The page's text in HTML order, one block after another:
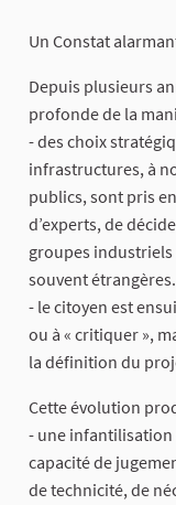
Un Constat
Depuis plusieurs
profonde de la
- des choix
infrastructures, à
publics, sont pris
d’experts, de
groupes
souvent étrangères.
- le citoyen est
ou à « critiquer »,
la définition du
Cette évolution
- une infantilisation
capacité de
de technicité, de